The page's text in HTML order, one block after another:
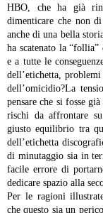
HBO, che ha già
dimenticare che non
anche di una bella
ha scatenato la
e a tutte le
dell’etichetta,
dell’omicidio?La
pensare che si fosse
rischi da affrontare
giusto equilibrio tra
dell’etichetta
di minutaggio sia in
facile errore di
dedicare spazio alla
Per le ragioni
che questo sia un